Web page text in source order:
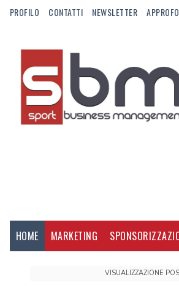
PROFILO CONTATTI NEWSLETTER
HOME MARKETING
VISUALIZZAZIONE